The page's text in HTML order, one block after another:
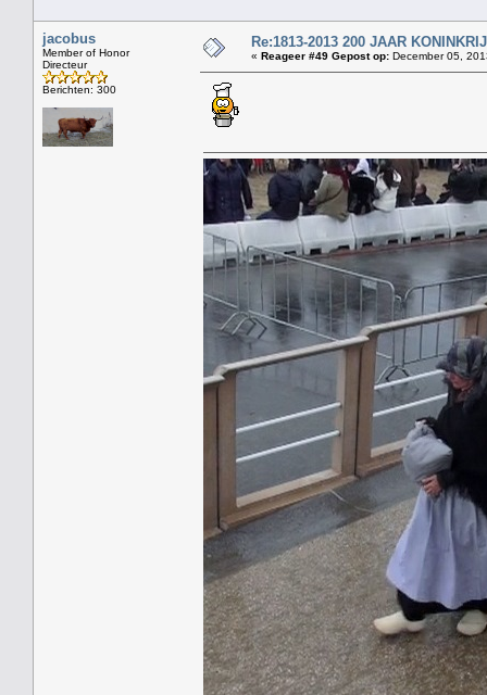
jacobus
Member of Honor
Directeur
Berichten: 300
Re:1813-2013 200 JAAR
« Reageer #49 Gepost op: December 05,